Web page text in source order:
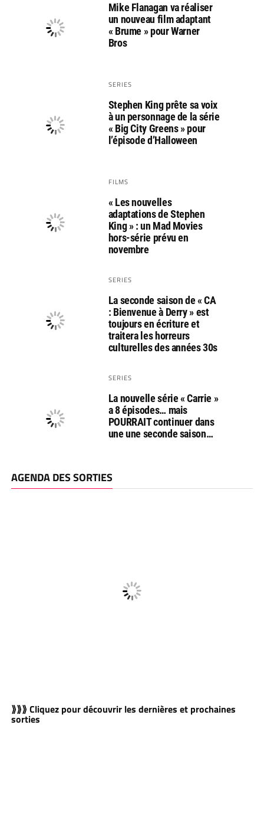
Mike Flanagan va réaliser
un nouveau film adaptant
« Brume » pour Warner
Bros
SERIES
Stephen King prête sa voix
à un personnage de la série
« Big City Greens » pour
l’épisode d’Halloween
FILMS
« Les nouvelles
adaptations de Stephen
King » : un Mad Movies
hors-série prévu en
novembre
SERIES
La seconde saison de « CA
: Bienvenue à Derry » est
toujours en écriture et
traitera les horreurs
culturelles des années 30s
SERIES
La nouvelle série « Carrie »
a 8 épisodes… mais
POURRAIT continuer dans
une une seconde saison…
AGENDA DES SORTIES
⟫⟫⟫ Cliquez pour découvrir les dernières et prochaines
sorties